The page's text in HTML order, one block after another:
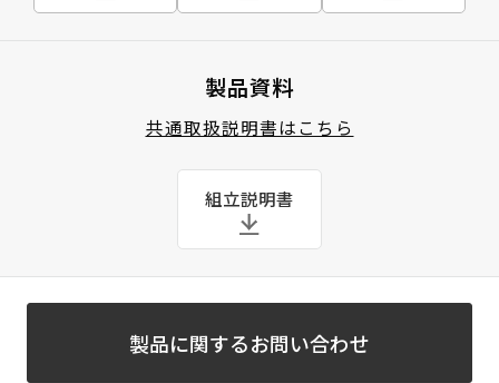
製品資料
共通取扱説明書はこちら
組立説明書
製品に関するお問い合わせ